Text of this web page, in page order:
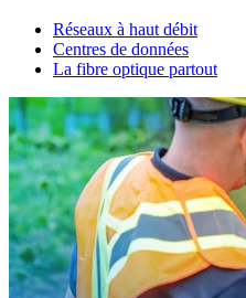
Entreprise
Emploi
Partenaires
Fournisseurs
Réseaux à haut débit
Centres de données
La fibre optique partout